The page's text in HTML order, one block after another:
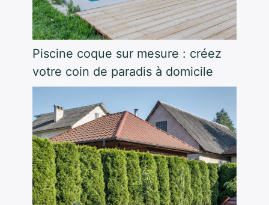
Piscine coque sur mesure : créez
votre coin de paradis à domicile